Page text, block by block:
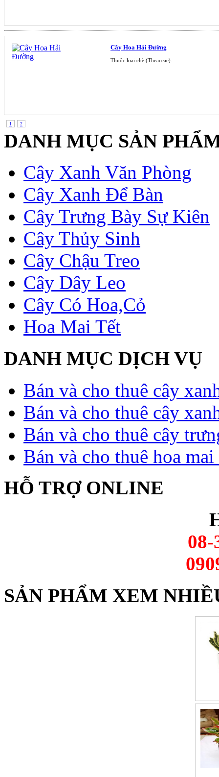
Cây Hoa Hải Đường
Thuộc loại chè (Theaceae).
1 2
DANH MỤC SẢN
Cây Xanh Văn Phòng
Cây Xanh Để Bàn
Cây Trưng Bày Sự Kiên
Cây Thủy Sinh
Cây Chậu Treo
Cây Dây Leo
Cây Có Hoa,Cỏ
Hoa Mai Tết
DANH MỤC DỊCH VỤ
Bán và cho thuê cây
Bán và cho thuê cây
Bán và cho thuê cây
Bán và cho thuê hoa mai
HỖ TRỢ ONLINE
08-
SẢN PHẨM XEM